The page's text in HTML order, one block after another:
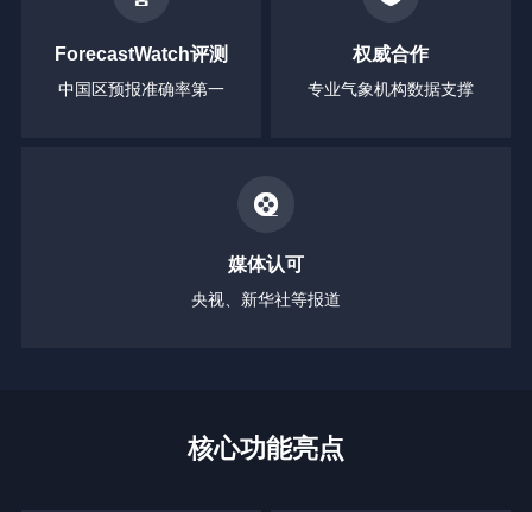
ForecastWatch评测
中国区预报准确率第一
权威合作
专业气象机构数据支撑
媒体认可
央视、新华社等报道
核心功能亮点